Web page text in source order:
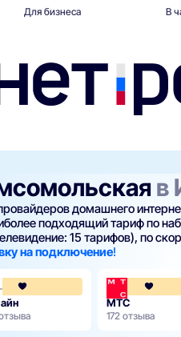
Для бизнеса В
в
домашнего
подходящий тариф по
15 тарифов), по
на подключение!
3.8 4.4
МТС
172 отзыва